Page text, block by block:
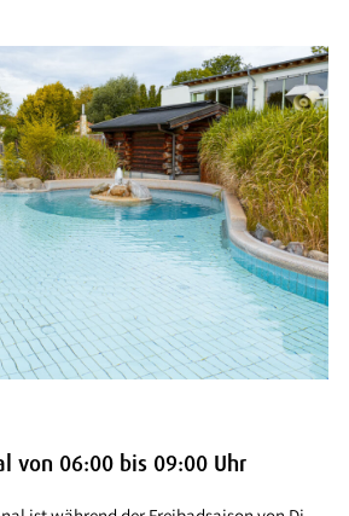
von 06:00 bis 09:00 Uhr